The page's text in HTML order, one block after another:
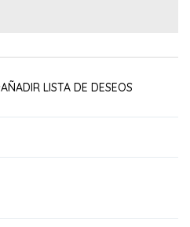
AÑADIR LISTA DE DESEOS